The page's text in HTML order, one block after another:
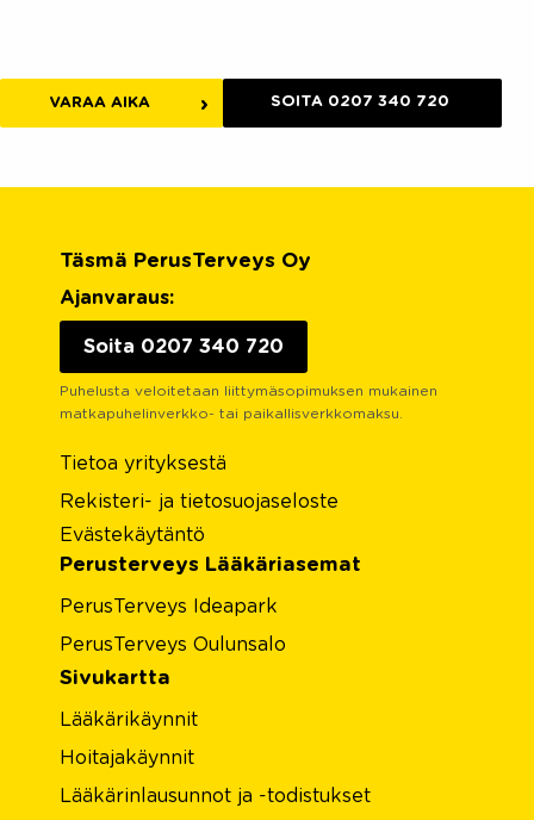
VARAA AIKA SOITA 0207 340 720
Täsmä PerusTerveys Oy
Ajanvaraus:
Soita 0207 340 720
Puhelusta veloitetaan liittymäsopimuksen mukainen
matkapuhelinverkko- tai paikallisverkkomaksu.
Tietoa yrityksestä
Rekisteri- ja tietosuojaseloste
Evästekäytäntö
Perusterveys Lääkäriasemat
PerusTerveys Ideapark
PerusTerveys Oulunsalo
Sivukartta
Lääkärikäynnit
Hoitajakäynnit
Lääkärinlausunnot ja -todistukset